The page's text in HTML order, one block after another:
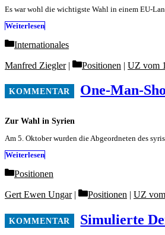
Es war wohl die wichtigste Wahl in einem EU-
Weiterlesen
Categories
Internationales
Zur Wahl in Syrien
One-Man-
Manfred Ziegler Categories
Positionen | UZ vom
Am 5. Oktober wurden die Abgeordneten des
Weiterlesen
Categories
Positionen
Simulierte
Gert Ewen Ungar Categories
Positionen | UZ